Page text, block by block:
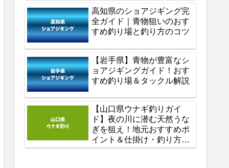
高知県のショアジギング完
全ガイド｜青物狙いのおす
すめ釣り場と釣り方のコツ
【岩手県】青物が豊富なシ
ョアジギングガイド！おす
すめ釣り場＆タックル解説
【山口県ウナギ釣りガイ
ド】夜の川に潜む天然うな
ぎを狙え！地元おすすめポ
イント＆仕掛け・釣り方を
徹底解説